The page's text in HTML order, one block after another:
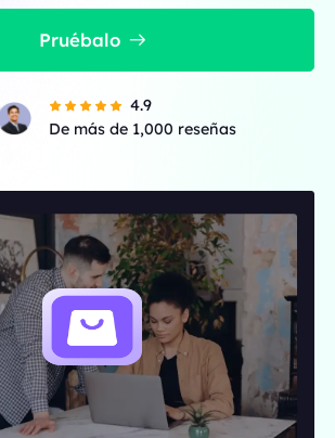
Pruébalo
4.9
De más de 1,000 reseñas